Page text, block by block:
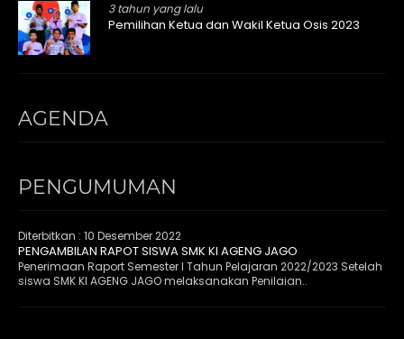
3 tahun yang lalu
Pemilihan Ketua dan Wakil Ketua Osis 2023
AGENDA
PENGUMUMAN
Diterbitkan : 10 Desember 2022
PENGAMBILAN RAPOT SISWA SMK KI AGENG JAGO
Penerimaan Raport Semester I Tahun Pelajaran 2022/2023 Setelah
siswa SMK KI AGENG JAGO melaksanakan Penilaian..